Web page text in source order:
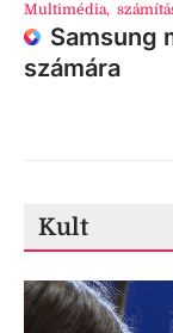
Multimédia,
Samsung
számára
Kult